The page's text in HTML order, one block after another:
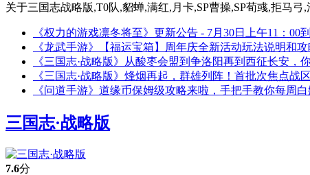
关于三国志战略版,T0队,貂蝉,满红,月卡,SP曹操,SP荀彧,拒马弓
《权力的游戏凛冬将至》更新公告 - 7月30日上午11：00
《龙武手游》【福运宝箱】周年庆全新活动玩法说明和
《三国志·战略版》从酸枣会盟到争洛阳再到西征长安，
《三国志·战略版》烽烟再起，群雄列阵！首批次焦点战
《问道手游》道缘币保姆级攻略来啦，手把手教你每周白
三国志·战略版
7.6分